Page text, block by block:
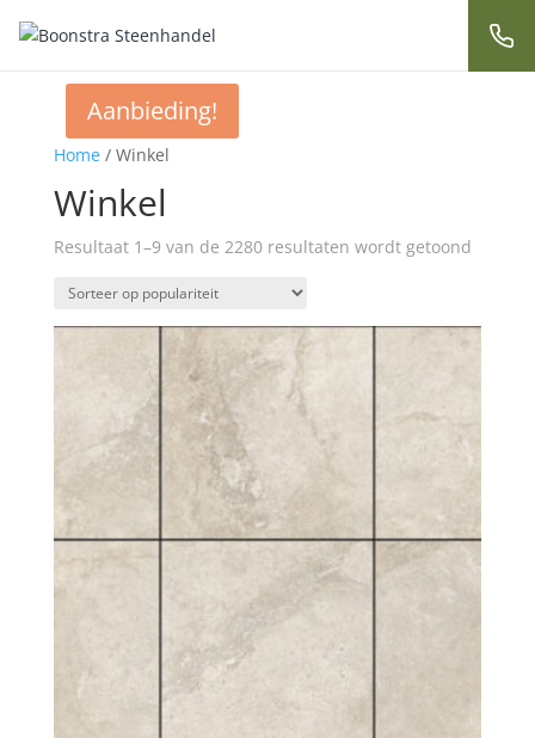
Home/ Winkel
Winkel
Resultaat 1–9 van de 2280 resultaten wordt getoond
Aanbieding!